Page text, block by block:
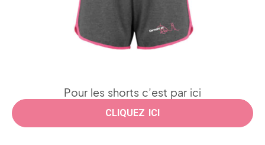
Pour les shorts c’est par ici
CLIQUEZ ICI